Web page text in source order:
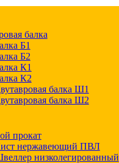
балка
Б1
Б2
К1
К2
балка Ш1
балка Ш2
прокат
нержавеющий ПВЛ
низколегированный